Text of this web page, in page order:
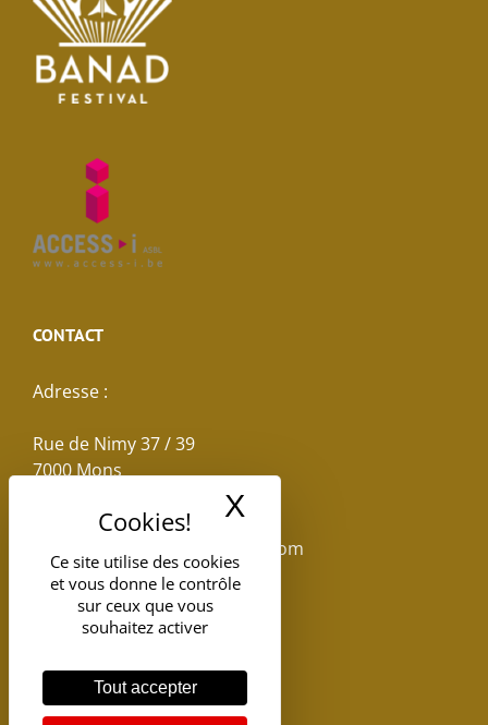
Ce site utilise des cookies
et vous donne le contrôle
sur ceux que vous
souhaitez activer
Tout accepter
X
CONTACT
Adresse :
Rue de Nimy 37 / 39
7000 Mons
reservations.losseau@gmail.com
Tel: +32(0)65.398.880